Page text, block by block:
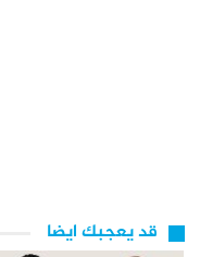
قد يعجبك ايضا